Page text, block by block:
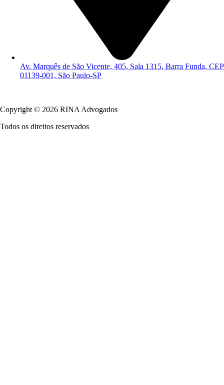
Av. Marquês de São Vicente, 405, Sala 1315, Barra Funda, CEP
01139-001, São Paulo-SP
Copyright © 2026 RINA Advogados
Todos os direitos reservados